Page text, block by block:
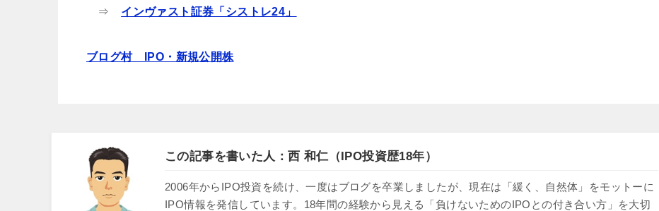
⇒ インヴァスト証券「シストレ24」
ブログ村 IPO・新規公開株
この記事を書いた人：西 和仁（IPO投資歴18年）
2006年からIPO投資を続け、一度はブログを卒業しましたが、現在は「緩く、自然体」をモットーに
IPO情報を発信しています。18年間の経験から見える「負けないためのIPOとの付き合い方」を大切